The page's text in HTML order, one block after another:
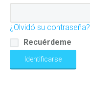
¿Olvidó su contraseña?
Recuérdeme
Identificarse